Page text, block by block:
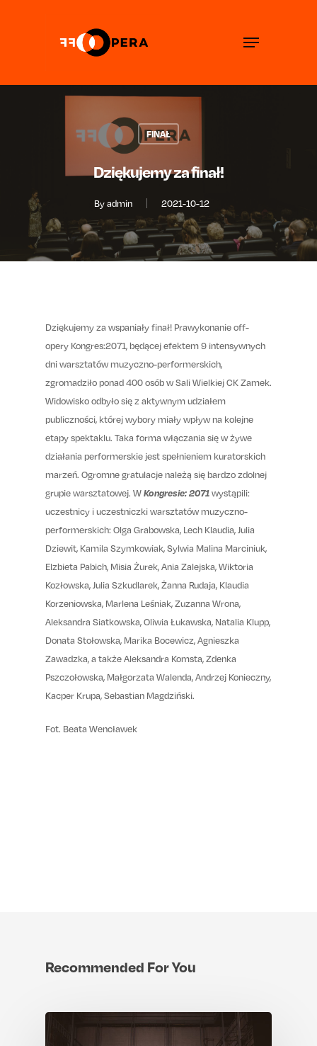
Menu
FINAŁ
Dziękujemy za finał!
By admin 2021-10-12
Dziękujemy za wspaniały finał! Prawykonanie off-
opery Kongres:2071, będącej efektem 9 intensywnych
dni warsztatów muzyczno-performerskich,
zgromadziło ponad 400 osób w Sali Wielkiej CK Zamek.
Widowisko odbyło się z aktywnym udziałem
publiczności, której wybory miały wpływ na kolejne
etapy spektaklu. Taka forma włączania się w żywe
działania performerskie jest spełnieniem kuratorskich
marzeń. Ogromne gratulacje należą się bardzo zdolnej
grupie warsztatowej. WKongresie: 2071wystąpili:
uczestnicy i uczestniczki warsztatów muzyczno-
performerskich: Olga Grabowska, Lech Klaudia, Julia
Dziewit, Kamila Szymkowiak, Sylwia Malina Marciniuk,
Elzbieta Pabich, Misia Żurek, Ania Zalejska, Wiktoria
Kozłowska, Julia Szkudlarek, Żanna Rudaja, Klaudia
Korzeniowska, Marlena Leśniak, Zuzanna Wrona,
Aleksandra Siatkowska, Oliwia Łukawska, Natalia Klupp,
Donata Stołowska, Marika Bocewicz, Agnieszka
Zawadzka, a także Aleksandra Komsta, Zdenka
Pszczołowska, Małgorzata Walenda, Andrzej Konieczny,
Kacper Krupa, Sebastian Magdziński.
Fot. Beata Wencławek
Recommended For You